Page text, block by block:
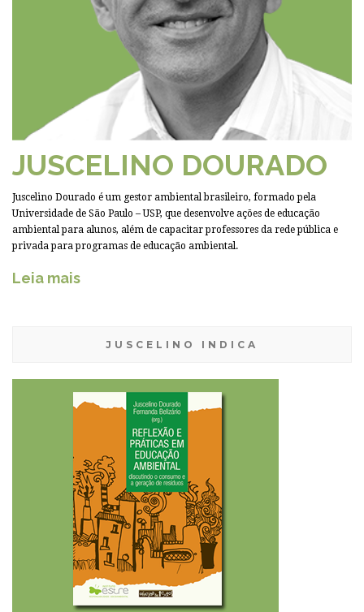
JUSCELINO DOURADO
Juscelino Dourado é um gestor ambiental brasileiro, formado pela
Universidade de São Paulo – USP, que desenvolve ações de educação
ambiental para alunos, além de capacitar professores da rede pública e
privada para programas de educação ambiental.
Leia mais
JUSCELINO INDICA